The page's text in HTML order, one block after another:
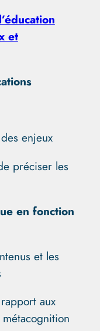
et
enjeux
préciser les
en fonction
et les
aux